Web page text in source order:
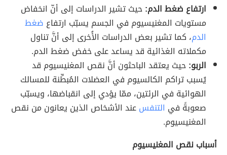
ارتفاع ضغط الدم:حيث تشير الدراسات إلى أنّ انخفاض
مستويات المغنيسيوم في الجسم يسبّب ارتفاع ضغط
الدم، كما تشير بعض الدراسات الأُخرى إلى أنَّ تناول
مكملاته الغذائية قد يساعد على خفض ضغط الدم.
الربو:حيث يعتقد الباحثون أنَّ نقص المغنيسيوم قد
يُسبب تراكم الكالسيوم في العضلات المُبطِّنة للمسالك
الهوائية في الرئتين، ممّا يؤدي إلى انقباضها، ويسبّب
صعوبةً في التنفسعند الأشخاص الذين يعانون من نقص
المغنيسيوم.
أسباب نقص المغنيسيوم